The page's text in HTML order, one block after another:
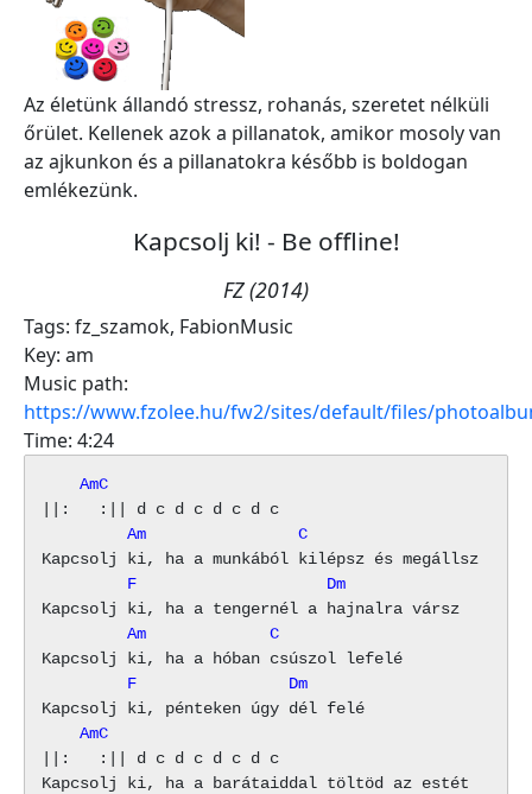
Az életünk állandó stressz, rohanás, szeretet nélküli
őrület. Kellenek azok a pillanatok, amikor mosoly van
az ajkunkon és a pillanatokra később is boldogan
emlékezünk.
Kapcsolj ki! - Be offline!
FZ (2014)
Tags: fz_szamok, FabionMusic
Key: am
Music path:
https://www.fzolee.hu/fw2/sites/default/files/
Time: 4:24
    AmC
         Am                C
         F                    Dm
         Am             C
         F                Dm
    AmC
||:   :|| d c d c d c d c
Kapcsolj ki, ha a barátaiddal töltöd az estét